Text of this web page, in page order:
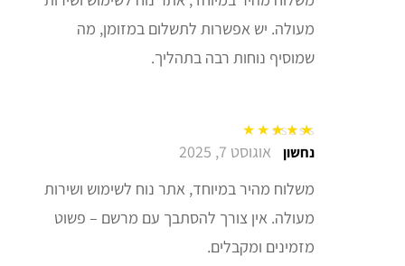
מעולה. יש אפשרות לתשלום במזומן, מה
שמוסיף נוחות רבה בתהליך.
דורג5מתוך 5נחשון אוגוסט 7, 2025
משלוח מהיר במיוחד, אתר נוח לשימוש ושירות
מעולה. אין צורך להסתבך עם מרשם – פשוט
מזמינים ומקבלים.